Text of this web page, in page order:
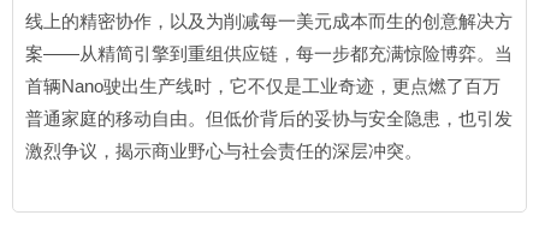
线上的精密协作，以及为削减每一美元成本而生的创意解决方
案——从精简引擎到重组供应链，每一步都充满惊险博弈。当
首辆Nano驶出生产线时，它不仅是工业奇迹，更点燃了百万
普通家庭的移动自由。但低价背后的妥协与安全隐患，也引发
激烈争议，揭示商业野心与社会责任的深层冲突。